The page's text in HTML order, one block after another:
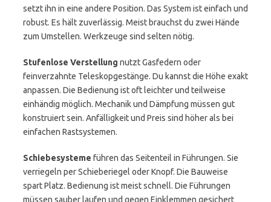
setzt ihn in eine andere Position. Das System ist einfach und
robust. Es hält zuverlässig. Meist brauchst du zwei Hände
zum Umstellen. Werkzeuge sind selten nötig.
Stufenlose Verstellung nutzt Gasfedern oder
feinverzahnte Teleskopgestänge. Du kannst die Höhe exakt
anpassen. Die Bedienung ist oft leichter und teilweise
einhändig möglich. Mechanik und Dämpfung müssen gut
konstruiert sein. Anfälligkeit und Preis sind höher als bei
einfachen Rastsystemen.
Schiebesysteme führen das Seitenteil in Führungen. Sie
verriegeln per Schieberiegel oder Knopf. Die Bauweise
spart Platz. Bedienung ist meist schnell. Die Führungen
müssen sauber laufen und gegen Einklemmen gesichert